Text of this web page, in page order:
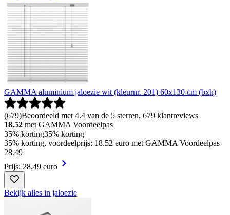
GAMMA aluminium jaloezie wit (kleurnr. 201) 60x130 cm (bxh)
(679)Beoordeeld met 4.4 van de 5 sterren, 679 klantreviews
18.52 met GAMMA Voordeelpas
35% korting35% korting
35% korting, voordeelprijs: 18.52 euro met GAMMA Voordeelpas
28.49
Prijs: 28.49 euro
Bekijk alles in jaloezie